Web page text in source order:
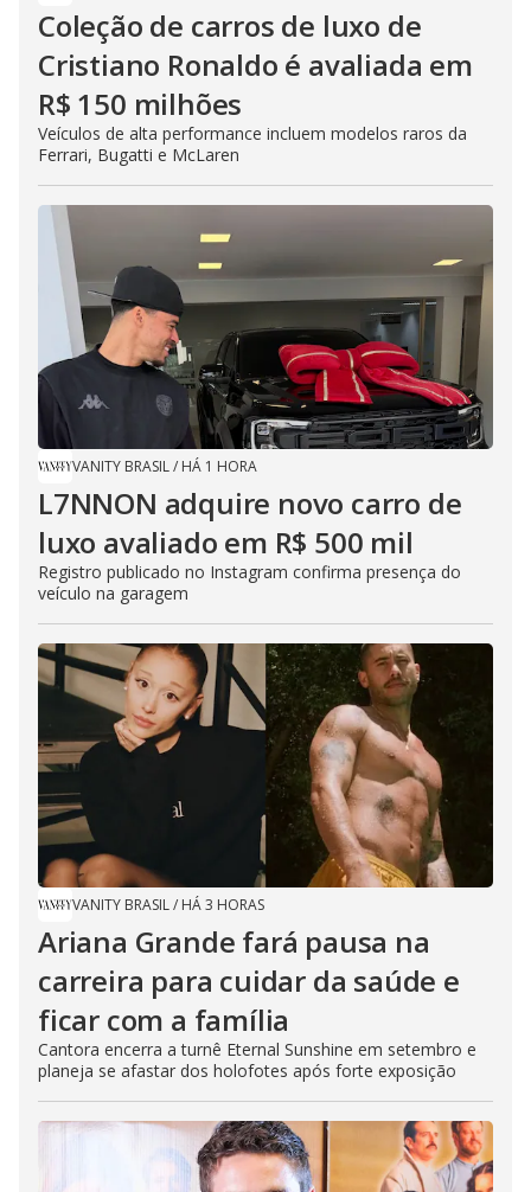
Coleção de carros de luxo de
Cristiano Ronaldo é avaliada em
R$ 150 milhões
Veículos de alta performance incluem modelos raros da
Ferrari, Bugatti e McLaren
VANITY BRASIL/ HÁ 1 HORA
L7NNON adquire novo carro de
luxo avaliado em R$ 500 mil
Registro publicado no Instagram confirma presença do
veículo na garagem
VANITY BRASIL/ HÁ 3 HORAS
Ariana Grande fará pausa na
carreira para cuidar da saúde e
ficar com a família
Cantora encerra a turnê Eternal Sunshine em setembro e
planeja se afastar dos holofotes após forte exposição